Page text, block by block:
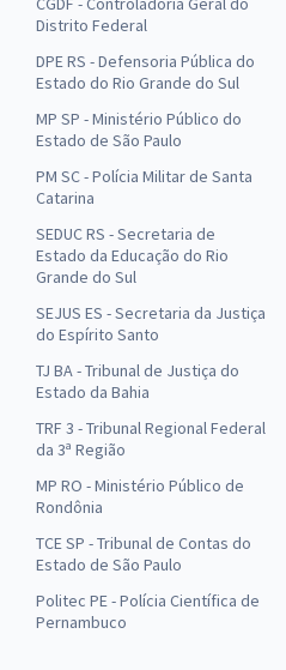
Distrito Federal
DPE RS - Defensoria Pública do
Estado do Rio Grande do Sul
MP SP - Ministério Público do
Estado de São Paulo
PM SC - Polícia Militar de Santa
Catarina
SEDUC RS - Secretaria de
Estado da Educação do Rio
Grande do Sul
SEJUS ES - Secretaria da Justiça
do Espírito Santo
TJ BA - Tribunal de Justiça do
Estado da Bahia
TRF 3 - Tribunal Regional Federal
da 3ª Região
MP RO - Ministério Público de
Rondônia
TCE SP - Tribunal de Contas do
Estado de São Paulo
Politec PE - Polícia Científica de
Pernambuco